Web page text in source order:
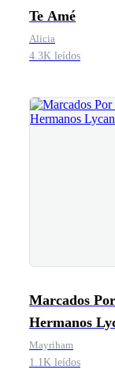
Te Amé
Alicia
4.3K leídos
Marcados
Hermanos
Mayriham
1.1K leídos